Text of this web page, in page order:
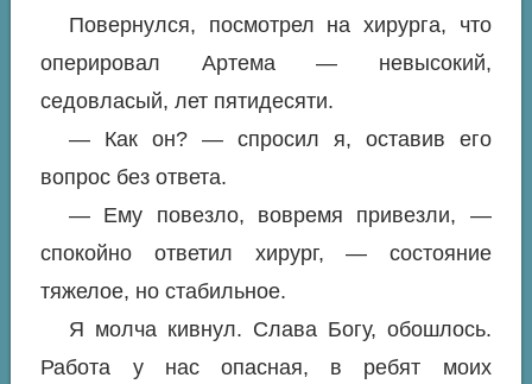
Повернулся, посмотрел на хирурга, что
оперировал Артема — невысокий,
седовласый, лет пятидесяти.
— Как он? — спросил я, оставив его
вопрос без ответа.
— Ему повезло, вовремя привезли, —
спокойно ответил хирург, — состояние
тяжелое, но стабильное.
Я молча кивнул. Слава Богу, обошлось.
Работа у нас опасная, в ребят моих